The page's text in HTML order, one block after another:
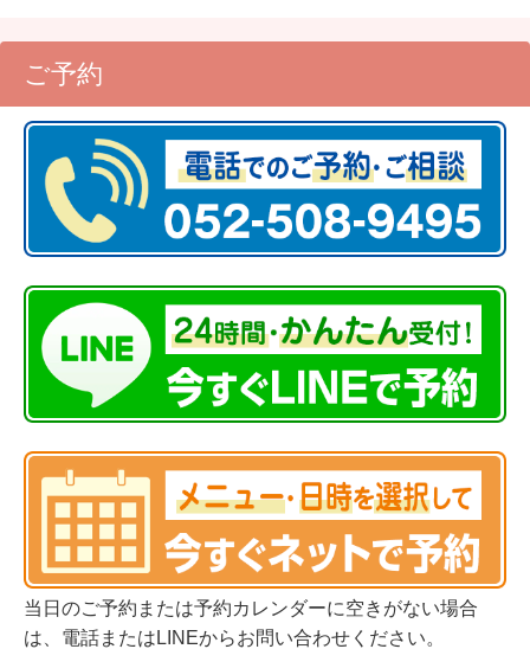
ご予約
当日のご予約または予約カレンダーに空きがない場合
は、電話またはLINEからお問い合わせください。